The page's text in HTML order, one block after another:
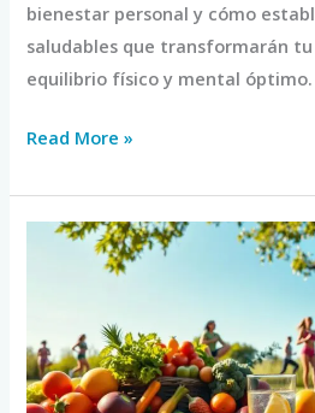
bienestar personal y cómo
saludables que transformarán
equilibrio físico y mental óptimo.
Read More »
Prevención
de
vida
saludables